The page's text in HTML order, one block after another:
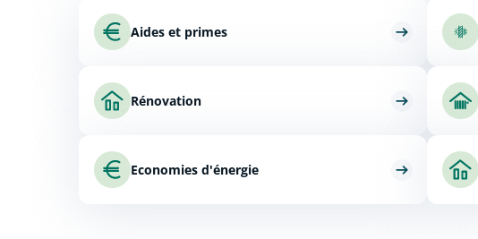
Aides et primes
Rénovation
Economies d'énergie